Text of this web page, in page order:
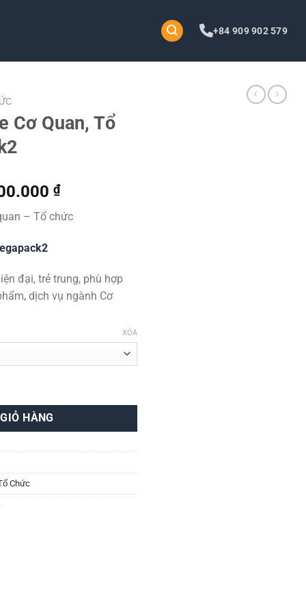
+84 909 902 579
Cơ Quan, Tổ
₫Khoảng
giá:
từ
15.000.000 ₫
– Tổ chức
đại, trẻ trung, phù hợp
dịch vụ ngành Cơ
XÓA
HÀNG
Chức